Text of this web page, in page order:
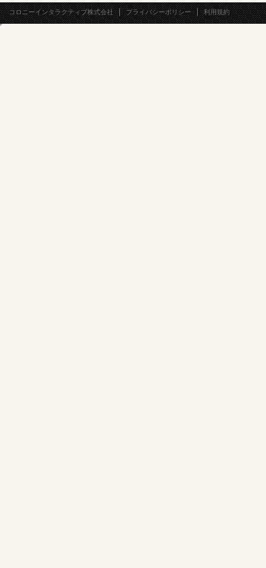
コロニーインタラクティブ株式会社 プライバシーポリシー 利用規約